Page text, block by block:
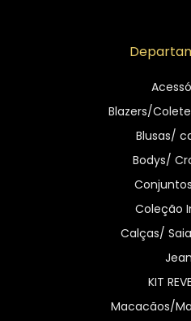
Blazers/
Blusas/
Bodys/
Coleção
Calças/
KIT
Macacãos/